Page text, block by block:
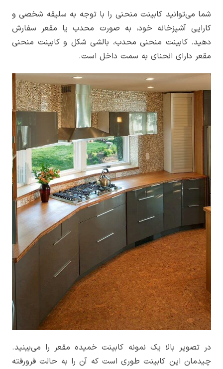
شما می‌توانید کابینت منحنی را با توجه به سلیقه شخصی و
کارایی آشپزخانه خود، به صورت محدب یا مقعر سفارش
دهید. کابینت منحنی محدب، بالشی شکل و کابینت منحنی
مقعر دارای انحنای به سمت داخل است.
در تصویر بالا یک نمونه کابینت خمیده مقعر را می‌بینید.
چیدمان این کابینت طوری است که آن را به حالت فرورفته